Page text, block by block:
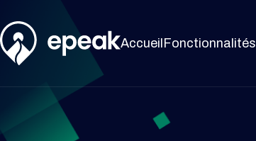
AccueilFonctionnalités